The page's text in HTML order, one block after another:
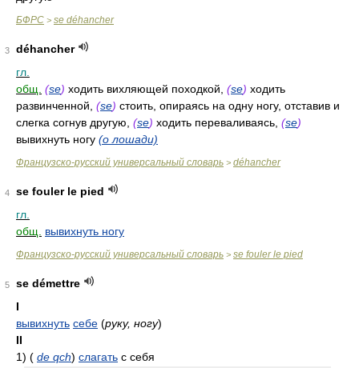
БФРС > se déhancher
3
déhancher
гл.
общ. (se) ходить вихляющей походкой, (se) ходить
развинченной, (se) стоить, опираясь на одну ногу, отставив и
слегка согнув другую, (se) ходить переваливаясь, (se)
вывихнуть ногу (о лошади)
Французско-русский универсальный словарь > déhancher
4
se fouler le pied
гл.
общ.
вывихнуть ногу
Французско-русский универсальный словарь > se fouler le pied
5
se démettre
I
вывихнуть себе (руку, ногу)
II
1) ( de qch) слагать с себя